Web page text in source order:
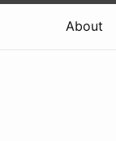
About